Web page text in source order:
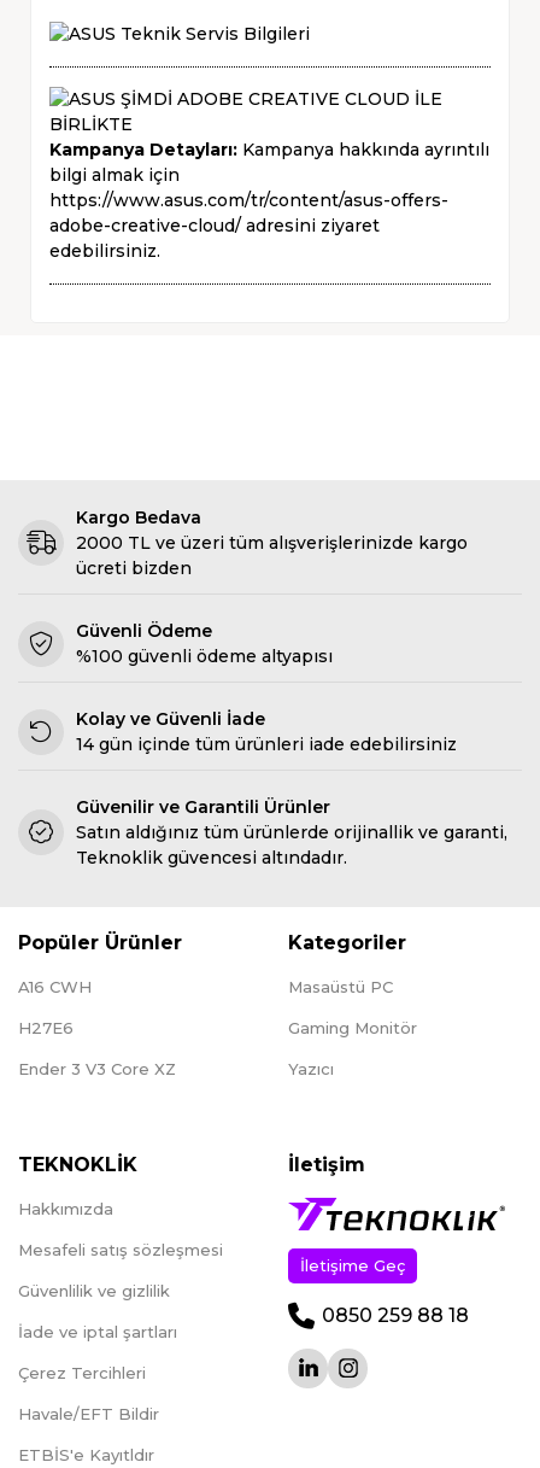
Kampanya Detayları: Kampanya hakkında ayrıntılı
bilgi almak için
https://www.asus.com/tr/content/asus-offers-
adobe-creative-cloud/ adresini ziyaret
edebilirsiniz.
Kargo Bedava
2000 TL ve üzeri tüm alışverişlerinizde kargo
ücreti bizden
Güvenli Ödeme
%100 güvenli ödeme altyapısı
Kolay ve Güvenli İade
14 gün içinde tüm ürünleri iade edebilirsiniz
Güvenilir ve Garantili Ürünler
Satın aldığınız tüm ürünlerde orijinallik ve garanti,
Teknoklik güvencesi altındadır.
Popüler Ürünler
A16 CWH
H27E6
Ender 3 V3 Core XZ
Kategoriler
Masaüstü PC
Gaming Monitör
Yazıcı
TEKNOKLİK
Hakkımızda
Mesafeli satış sözleşmesi
Güvenlilik ve gizlilik
İade ve iptal şartları
Çerez Tercihleri
Havale/EFT Bildir
ETBİS'e Kayıtldır
İletişim
İletişime Geç
0850 259 88 18